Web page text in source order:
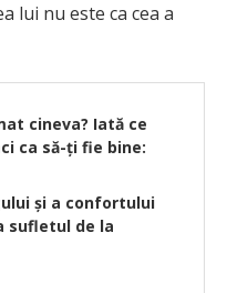
lui nu este ca cea a
cineva? Iată ce
ca să-ți fie bine:
şi a confortului
sufletul de la